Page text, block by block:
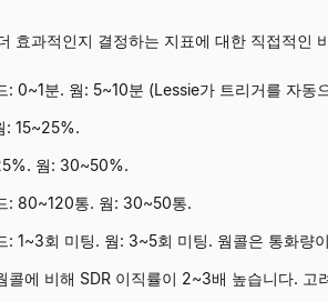
효과적인지 결정하는 지표에 대한 직접적인
: 0~1분. 웜: 5~10분 (Lessie가 트리거를 자동
: 15~25%.
웜: 30~50%.
: 80~120통. 웜: 30~50통.
: 1~3회 미팅. 웜: 3~5회 미팅. 웜콜은 통화량
콜에 비해 SDR 이직률이 2~3배 높습니다. 고